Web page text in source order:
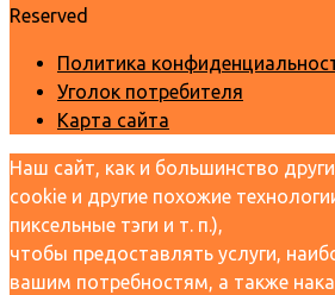
Reserved
Политика
Уголок потребителя
Карта сайта
Наш сайт, как и большинство
cookie и другие похожие
пиксельные тэги и т. п.),
чтобы предоставлять услуги,
вашим потребностям, а также